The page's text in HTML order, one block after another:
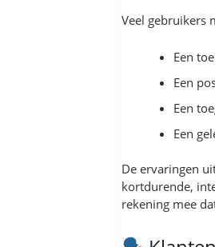
Veel gebruikers
Een
Een
Een
Een
De ervaringen
kortdurende,
rekening mee